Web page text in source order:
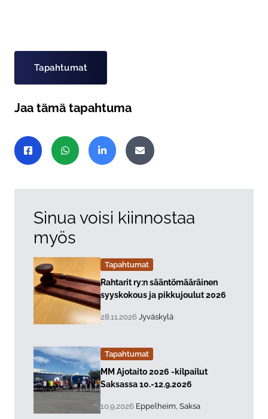
Tapahtumat
Jaa tämä tapahtuma
Jaa sivu
Jaa Facebookissa
Jaa WhatsAppissa
Jaa LinkedInissäJaa sähköpostitse
Sinua voisi kiinnostaa
myös
Tapahtumat
Lue lisää about event "
Rahtarit ry:n sääntömääräinen
syyskokous ja pikkujoulut 2026
, Tapahtuman päiväys:
28.11.2026 Sijainti:
Jyväskylä
Tapahtumat
Lue lisää about event "
MM Ajotaito 2026 -kilpailut
Saksassa 10.-12.9.2026
, Tapahtuman päiväys:
10.9.2026 Sijainti:
Eppelheim, Saksa